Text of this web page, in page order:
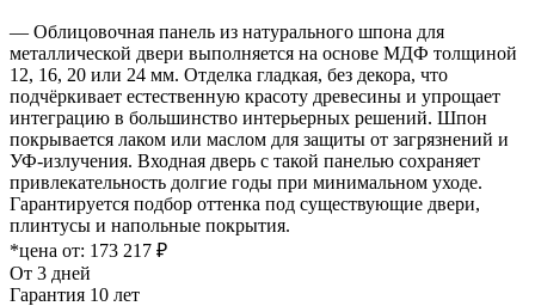
— Облицовочная панель из натурального шпона для
металлической двери выполняется на основе МДФ толщиной
12, 16, 20 или 24 мм. Отделка гладкая, без декора, что
подчёркивает естественную красоту древесины и упрощает
интеграцию в большинство интерьерных решений. Шпон
покрывается лаком или маслом для защиты от загрязнений и
УФ-излучения. Входная дверь с такой панелью сохраняет
привлекательность долгие годы при минимальном уходе.
Гарантируется подбор оттенка под существующие двери,
плинтусы и напольные покрытия.
*цена от: 173 217 ₽
От 3 дней
Гарантия 10 лет